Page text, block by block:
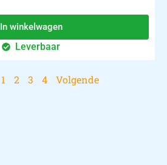
In winkelwagen
Leverbaar
1 2 3 4 Volgende